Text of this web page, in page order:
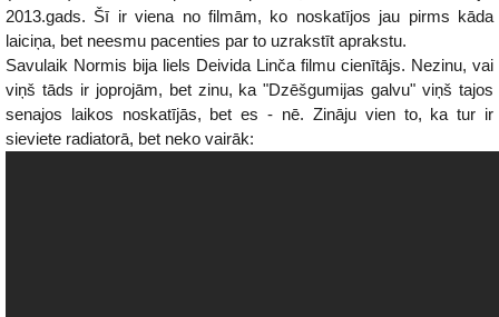
2013.gads. Šī ir viena no filmām, ko noskatījos jau pirms kāda
laiciņa, bet neesmu pacenties par to uzrakstīt aprakstu.
Savulaik Normis bija liels Deivida Linča filmu cienītājs. Nezinu, vai
viņš tāds ir joprojām, bet zinu, ka "Dzēšgumijas galvu" viņš tajos
senajos laikos noskatījās, bet es - nē. Zināju vien to, ka tur ir
sieviete radiatorā, bet neko vairāk: